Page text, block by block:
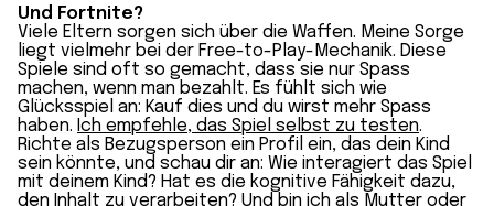
Und Fortnite?
Viele Eltern sorgen sich über die Waffen. Meine Sorge
liegt vielmehr bei der Free-to-Play-Mechanik. Diese
Spiele sind oft so gemacht, dass sie nur Spass
machen, wenn man bezahlt. Es fühlt sich wie
Glücksspiel an: Kauf dies und du wirst mehr Spass
haben. Ich empfehle, das Spiel selbst zu testen.
Richte als Bezugsperson ein Profil ein, das dein Kind
sein könnte, und schau dir an: Wie interagiert das Spiel
mit deinem Kind? Hat es die kognitive Fähigkeit dazu,
den Inhalt zu verarbeiten? Und bin ich als Mutter oder